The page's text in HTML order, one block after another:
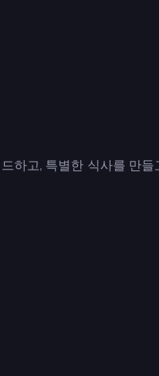
하고, 특별한 식사를 만들